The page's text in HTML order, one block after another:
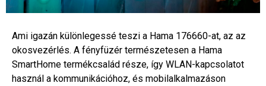
Ami igazán különlegessé teszi a Hama 176660-at, az az
okosvezérlés. A fényfüzér természetesen a Hama
SmartHome termékcsalád része, így WLAN-kapcsolatot
használ a kommunikációhoz, és mobilalkalmazáson